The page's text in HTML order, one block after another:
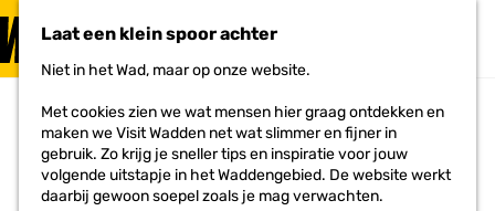
Laat een klein spoor achter
Niet in het Wad, maar op onze website.
Met cookies zien we wat mensen hier graag ontdekken en
maken we Visit Wadden net wat slimmer en fijner in
gebruik. Zo krijg je sneller tips en inspiratie voor jouw
volgende uitstapje in het Waddengebied. De website werkt
daarbij gewoon soepel zoals je mag verwachten.
G
F
v
r
i
e
t
e
MENU